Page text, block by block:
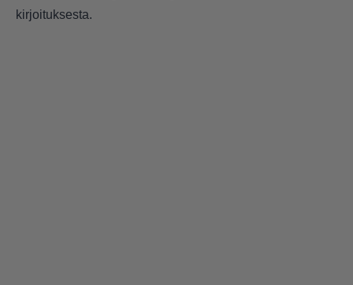
kirjoituksesta.